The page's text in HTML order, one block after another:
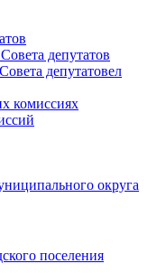
депутатов
депутатовел
комиссиях
округа
поселения